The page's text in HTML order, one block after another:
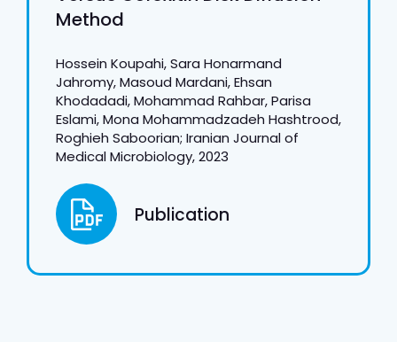
Method
Hossein Koupahi, Sara Honarmand
Jahromy, Masoud Mardani, Ehsan
Khodadadi, Mohammad Rahbar, Parisa
Eslami, Mona Mohammadzadeh Hashtrood,
Roghieh Saboorian; Iranian Journal of
Medical Microbiology, 2023
Publication